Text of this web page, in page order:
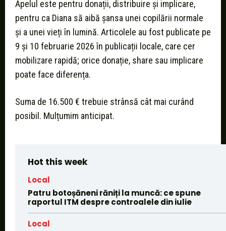
Apelul este pentru donații, distribuire și implicare,
pentru ca Diana să aibă șansa unei copilării normale
și a unei vieți în lumină. Articolele au fost publicate pe
9 și 10 februarie 2026 în publicații locale, care cer
mobilizare rapidă; orice donație, share sau implicare
poate face diferența.
Suma de 16.500 € trebuie strânsă cât mai curând
posibil. Mulțumim anticipat.
Hot this week
Local
Patru botoșăneni răniți la muncă: ce spune
raportul ITM despre controalele din iulie
Local